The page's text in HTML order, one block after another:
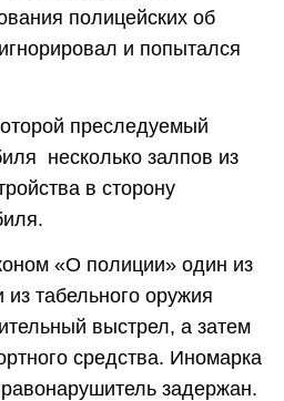
полицейских об
и попытался
преследуемый
несколько залпов из
в сторону
«О полиции» один из
табельного оружия
выстрел, а затем
средства. Иномарка
задержан.